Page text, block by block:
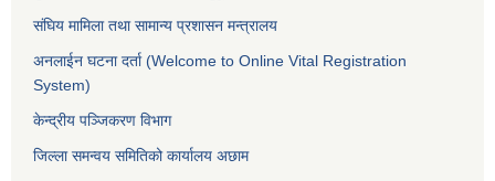
संघिय मामिला तथा सामान्य प्रशासन मन्त्रालय
अनलाईन घटना दर्ता (Welcome to Online Vital Registration
System)
केन्द्रीय पञ्जिकरण विभाग
जिल्ला समन्वय समितिको कार्यालय अछाम